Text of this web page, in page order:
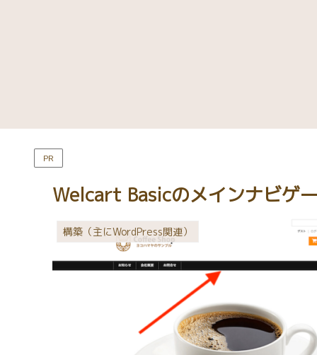
PR
Welcart Basicのメインナビゲ
構築（主にWordPress関連）